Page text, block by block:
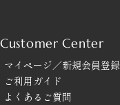
Customer Center
マイページ／新規会員登録
ご利用ガイド
よくあるご質問